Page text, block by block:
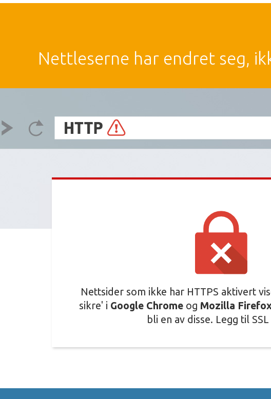
Nettleserne har endret seg,
Nettsider som ikke har HTTPS aktivert
sikre' i Google Chrome og Mozilla
bli en av disse. Legg til SSL